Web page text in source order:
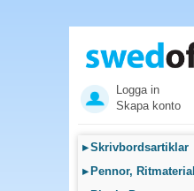
Logga in
Skapa konto
▸Skrivbordsartiklar
▸ Pennor, Ritmaterial